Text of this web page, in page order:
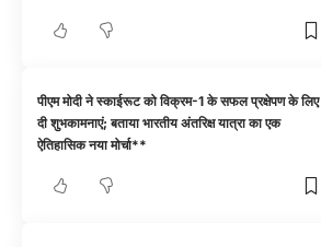
पीएम मोदी ने स्काईरूट को विक्रम-1 के सफल प्रक्षेपण के लिए
दी शुभकामनाएं; बताया भारतीय अंतरिक्ष यात्रा का एक
ऐतिहासिक नया मोर्चा**